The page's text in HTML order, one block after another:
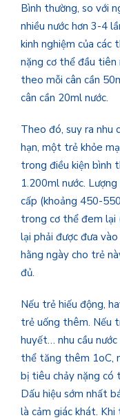
Bình thường, so với
nhiều nước hơn 3-4
kinh nghiệm của các
nặng cơ thể đầu tiên
theo mỗi cân cần
cân cần 20ml nước.
Theo đó, suy ra nhu
hạn, một trẻ khỏe
trong điều kiện bình
1.200ml nước.
cấp (khoảng 450-
trong cơ thể đem lại
lại phải được đưa
hằng ngày cho trẻ
đủ.
Nếu trẻ hiếu động,
trẻ uống thêm. Nếu
huyết… nhu cầu nước
thể tăng thêm 1oC,
bị tiêu chảy nặng
Dấu hiệu sớm nhất
là cảm giác khát.